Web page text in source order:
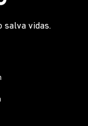
salva vidas.